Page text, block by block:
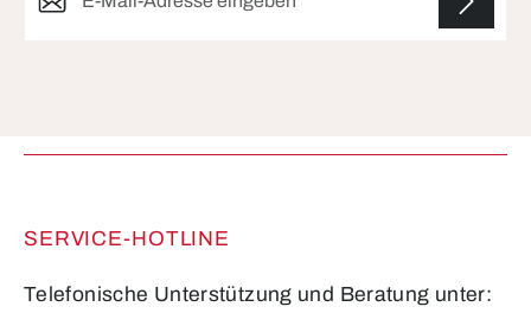
SERVICE-HOTLINE
Telefonische Unterstützung und Beratung unter: